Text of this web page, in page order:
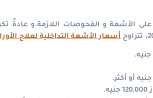
الأشعة و الفحوصات اللازمة.و عادةً
أسعار الأشعة التداخلية لعلاج